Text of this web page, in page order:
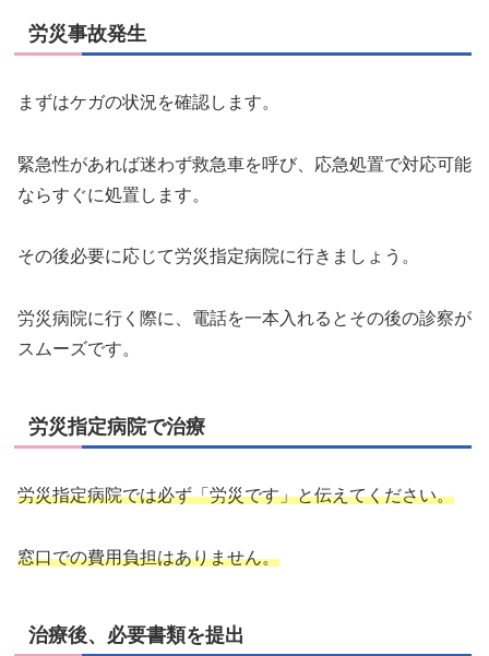
労災事故発生
まずはケガの状況を確認します。
緊急性があれば迷わず救急車を呼び、応急処置で対応可能
ならすぐに処置します。
その後必要に応じて労災指定病院に行きましょう。
労災病院に行く際に、電話を一本入れるとその後の診察が
スムーズです。
労災指定病院で治療
労災指定病院では必ず「労災です」と伝えてください。
窓口での費用負担はありません。
治療後、必要書類を提出